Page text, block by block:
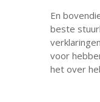
En
beste
voor
het over